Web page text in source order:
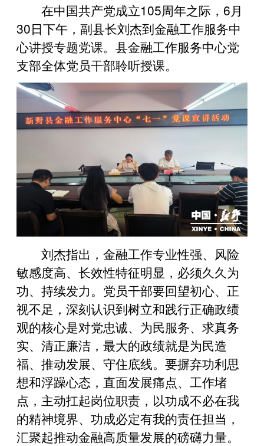
在中国共产党成立105周年之际，6月
30日下午，副县长刘杰到金融工作服务中
心讲授专题党课。县金融工作服务中心党
支部全体党员干部聆听授课。
刘杰指出，金融工作专业性强、风险
敏感度高、长效性特征明显，必须久久为
功、持续发力。党员干部要回望初心、正
视不足，深刻认识到树立和践行正确政绩
观的核心是对党忠诚、为民服务、求真务
实、清正廉洁，最大的政绩就是为民造
福、推动发展、守住底线。要摒弃功利思
想和浮躁心态，直面发展痛点、工作堵
点，主动扛起岗位职责，以功成不必在我
的精神境界、功成必定有我的责任担当，
汇聚起推动金融高质量发展的磅礴力量。